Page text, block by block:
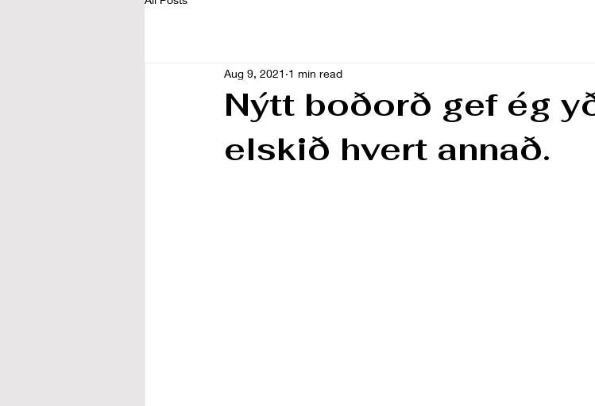
Nýtt boðorð gef ég
elskið hvert annað.
Aug 9, 2021 1 min read